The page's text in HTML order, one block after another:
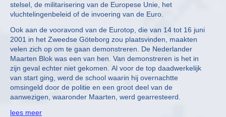
stelsel, de militarisering van de Europese Unie, het
vluchtelingenbeleid of de invoering van de Euro.
Ook aan de vooravond van de Eurotop, die van 14 tot 16 juni
2001 in het Zweedse Göteborg zou plaatsvinden, maakten
velen zich op om te gaan demonstreren. De Nederlander
Maarten Blok was een van hen. Van demonstreren is het in
zijn geval echter niet gekomen. Al voor de top daadwerkelijk
van start ging, werd de school waarin hij overnachtte
omsingeld door de politie en een groot deel van de
aanwezigen, waaronder Maarten, werd gearresteerd.
lees meer